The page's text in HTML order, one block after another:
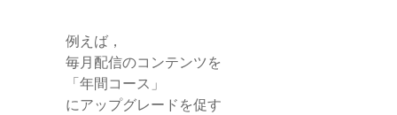
例えば，
毎月配信のコンテンツを
「年間コース」
にアップグレードを促す